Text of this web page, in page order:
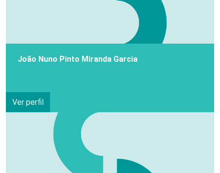
João Nuno Pinto Miranda Garcia
Ver perfil